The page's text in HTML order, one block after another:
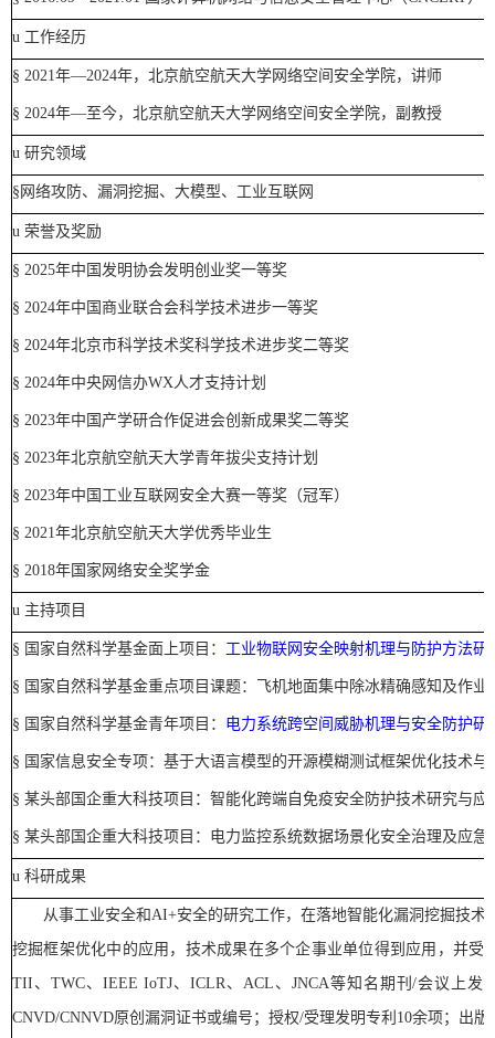
u 工作经历
§ 2021年—2024年， 北京航空航天大学网络空间安全学院， 讲师
§ 2024年—至今， 北京航空航天大学网络空间安全学院， 副教授
u 研究领域
§ 网络攻防、 漏洞挖掘、 大模型、工业互联网
u 荣誉及奖励
§ 2025年中国发明协会发明创业奖一等奖
§ 2024年中国商业联合会科学技术进步一等奖
§ 2024年北京市科学技术奖科学技术进步奖二等奖
§ 2024年中央网信办WX人才支持计划
§ 2023年中国产学研合作促进会创新成果奖二等奖
§ 2023年北京航空航天大学青年拔尖支持计划
§ 2023年中国工业互联网安全大赛一等奖（冠军）
§ 2021年北京航空航天大学优秀毕业生
§ 2018年国家网络安全奖学金
u 主持项目
§ 国家自然科学基金面上项目： 工业物联网安全映射机理与防护方法研
§ 国家自然科学基金重点项目课题： 飞机地面集中除冰精确感知及作
§ 国家自然科学基金青年项目： 电力系统跨空间威胁机理与安全防护研
§ 国家信息安全专项：基于大语言模型的开源模糊测试框架优化技术与
§ 某头部国企重大科技项目：智能化跨端自免疫安全防护技术研究与应
§ 某头部国企重大科技项目：电力监控系统数据场景化安全治理及应急
u 科研成果
从事工业安全和AI+安全的研究工作，在落地智能化漏洞挖掘技术
挖掘框架优化中的应用，技术成果在多个企事业单位得到应用，并受
TII 、 TWC、 IEEE IoTJ、 ICLR、 ACL 、 JNCA等知名期刊/会议上发
CNVD/CNNVD原创漏洞证书或编号； 授权/受理发明专利 10余项； 出版